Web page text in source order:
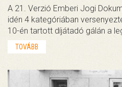
A 21. Verzió Emberi Jogi
idén 4 kategóriában
10-én tartott díjátadó gálán a
TOVÁBB